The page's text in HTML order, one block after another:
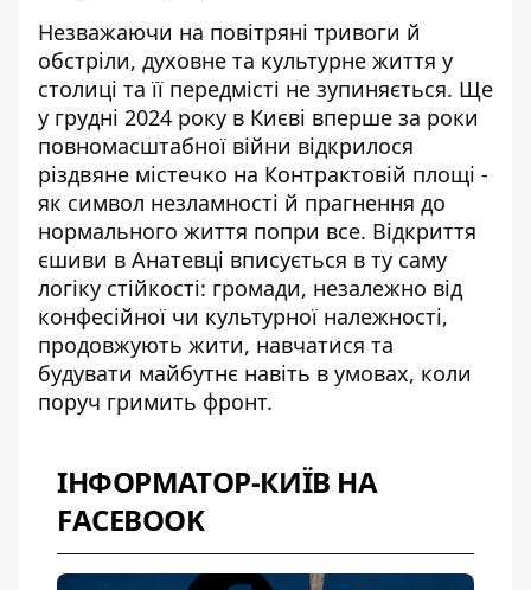
Незважаючи на повітряні тривоги й
обстріли, духовне та культурне життя у
столиці та її передмісті не зупиняється. Ще
у грудні 2024 року в Києві вперше за роки
повномасштабної війни відкрилося
різдвяне містечко на Контрактовій площі -
як символ незламності й прагнення до
нормального життя попри все. Відкриття
єшиви в Анатевці вписується в ту саму
логіку стійкості: громади, незалежно від
конфесійної чи культурної належності,
продовжують жити, навчатися та
будувати майбутнє навіть в умовах, коли
поруч гримить фронт.
ІНФОРМАТОР-КИЇВ НА
FACEBOOK